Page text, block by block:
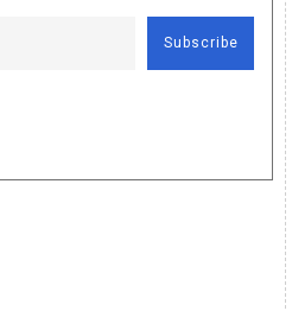
Subscribe